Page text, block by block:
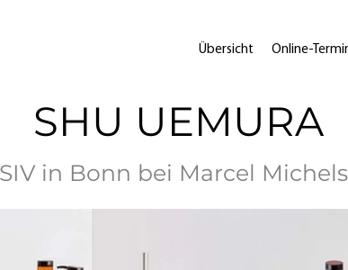
Übersicht Online-
SHU UEMURA
in Bonn bei Marcel